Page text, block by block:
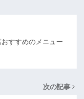
すすめのメニュー
次の記事